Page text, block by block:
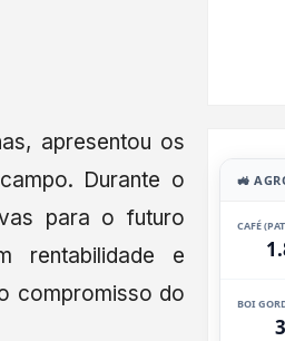
apresentou os
Durante o
para o futuro
rentabilidade e
compromisso do
🚜
CAFÉ
BOI